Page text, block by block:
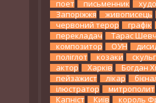
поет письменник
Запоріжжя
живописець
червоний терор
графік
перекладач
Тарас
композитор
ОУН
поліглот
козаки
актор
Харків
Богдан
пейзажист
лікар
ілюстратор
митрополит
Капніст
Київ
король